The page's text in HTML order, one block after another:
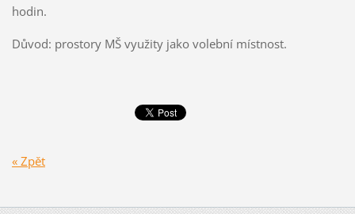
hodin.
Důvod: prostory MŠ využity jako volební místnost.
« Zpět